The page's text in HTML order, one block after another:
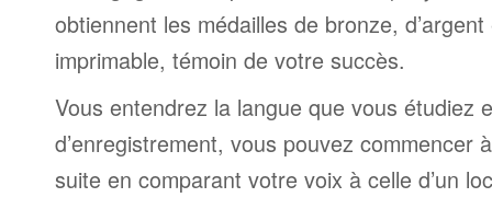
obtiennent les médailles de bronze,
imprimable, témoin de votre succès.
Vous entendrez la langue que vous étudiez
d’enregistrement, vous pouvez commencer
suite en comparant votre voix à celle d’un